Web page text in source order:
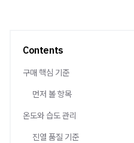
Contents
구매 핵심 기준
먼저 볼 항목
온도와 습도 관리
진열 품질 기준